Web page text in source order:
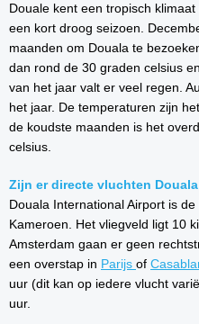
Douale kent een tropisch
een kort droog seizoen.
maanden om Douala te
dan rond de 30 graden celsius
van het jaar valt er veel regen.
het jaar. De temperaturen zijn
de koudste maanden is het
celsius.
Zijn er directe vluchten
Douala International Airport is
Kameroen. Het vliegveld ligt 10
Amsterdam gaan er geen
een overstap in Parijs of
uur (dit kan op iedere vlucht
uur.